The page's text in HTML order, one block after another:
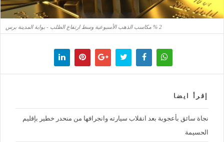
2 % مكاسب الذهب الأسبوعية وسط ارتفاع الطلب - بوابة المدينة برس
إقرأ ايضا
نجاة سائق بأعجوبة بعد انقلاب سيارته وانجرافها من منحدر خطير بإقليم
الحسيمة